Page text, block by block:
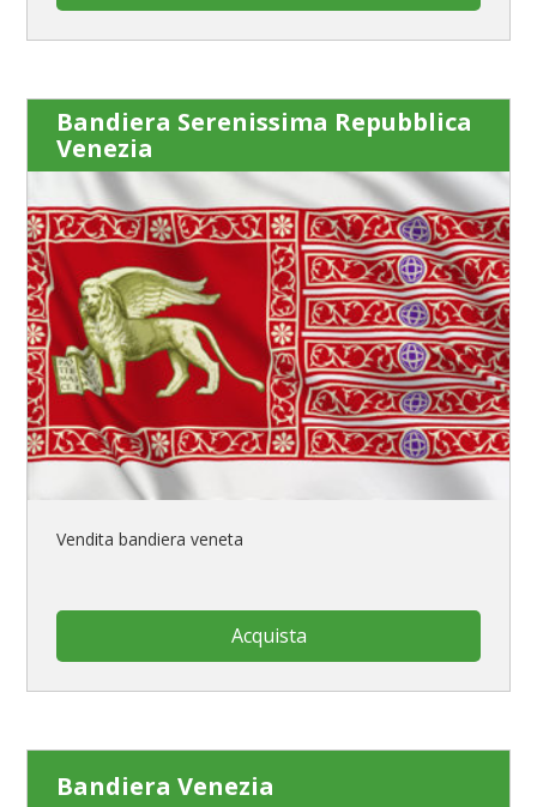
Bandiera Serenissima Repubblica
Venezia
Vendita bandiera veneta
Acquista
Bandiera Venezia